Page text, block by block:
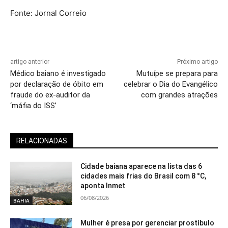
Fonte: Jornal Correio
artigo anterior
Médico baiano é investigado
por declaração de óbito em
fraude do ex-auditor da
‘máfia do ISS’
Próximo artigo
Mutuípe se prepara para
celebrar o Dia do Evangélico
com grandes atrações
RELACIONADAS
BAHIA
Cidade baiana aparece na lista das 6
cidades mais frias do Brasil com 8 °C,
aponta Inmet
06/08/2026
Mulher é presa por gerenciar prostíbulo